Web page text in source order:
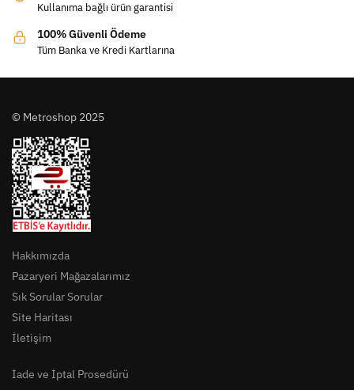
Kullanıma bağlı ürün garantisi
100% Güvenli Ödeme
Tüm Banka ve Kredi Kartlarına
© Metroshop 2025
Hakkımızda
Pazaryeri Mağazalarımız
Sık Sorular Sorular
Site Haritası
İletişim
İade ve İptal Prosedürü